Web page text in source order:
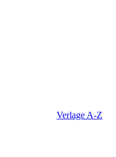
Verlage A-Z